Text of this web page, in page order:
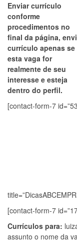
Enviar currículo
conforme
procedimentos no
final da página,
currículo apenas se
esta vaga for
realmente de seu
interesse e esteja
dentro do perfil.
[contact-form-7
[contact-form-7
Currículos para:
assunto o nome da